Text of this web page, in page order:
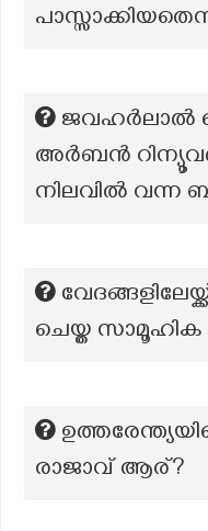
അർബൻ
നിലവിൽ
ചെയ്ത സാമൂഹിക
രാജാവ് ആര്?